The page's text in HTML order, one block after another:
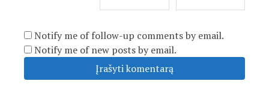
Notify me of follow-up comments by email.
Notify me of new posts by email.